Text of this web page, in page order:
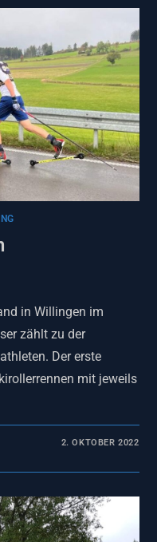
in Willingen im
zählt zu der
Der erste
mit jeweils
2. OKTOBER 2022